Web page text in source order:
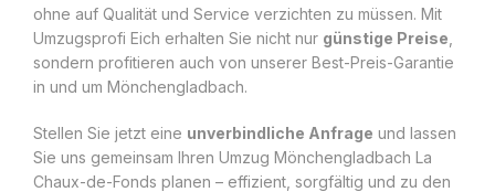
ohne auf Qualität und Service verzichten zu müssen. Mit
Umzugsprofi Eich erhalten Sie nicht nur günstige Preise
sondern profitieren auch von unserer Best-Preis-Garantie
in und um Mönchengladbach.
Stellen Sie jetzt eine unverbindliche Anfrage und lassen
Sie uns gemeinsam Ihren Umzug Mönchengladbach La
Chaux-de-Fonds planen – effizient, sorgfältig und zu den